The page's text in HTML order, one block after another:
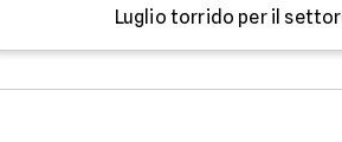
Luglio torrido per il